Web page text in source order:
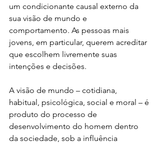
um condicionante causal externo da
sua visão de mundo e
comportamento. As pessoas mais
jovens, em particular, querem acreditar
que escolhem livremente suas
intenções e decisões.
A visão de mundo – cotidiana,
habitual, psicológica, social e moral – é
produto do processo de
desenvolvimento do homem dentro
da sociedade, sob a influência